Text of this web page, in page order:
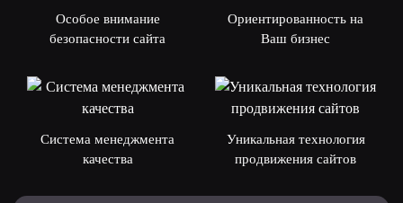
Особое внимание
безопасности сайта
Ориентированность на
Ваш бизнес
Система менеджмента
качества
Уникальная технология
продвижения сайтов